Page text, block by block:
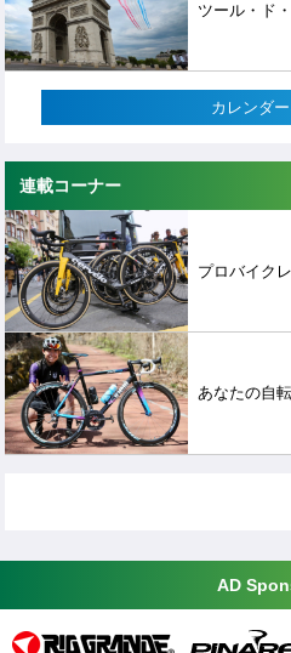
ツール・ド
カレンダ
連載コーナー
プロバイク
あなたの自
AD